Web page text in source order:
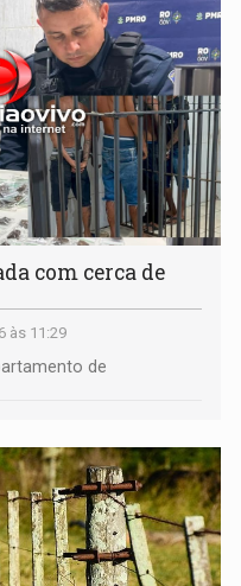
com cerca de
às 11:29
de